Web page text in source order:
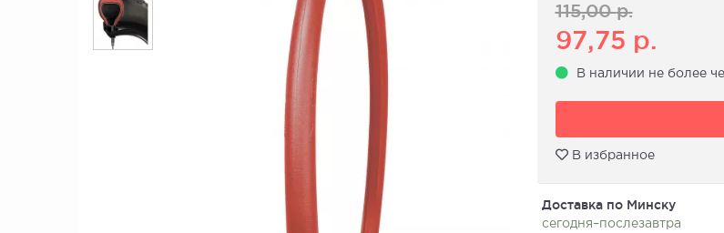
115,00р.
97,75 р.
В наличии не более
В избранное
Доставка по Минску
сегодня–послезавтра